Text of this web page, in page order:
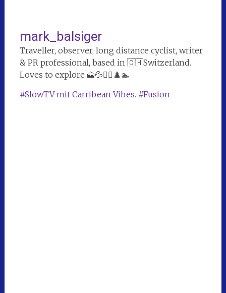
mark_balsiger
Traveller, observer, long distance cyclist, writer
& PR professional, based in 🇨🇭Switzerland.
Loves to explore 🗻💦🚴‍♀️♟️🏊
#SlowTV mit Carribean Vibes. #Fusion